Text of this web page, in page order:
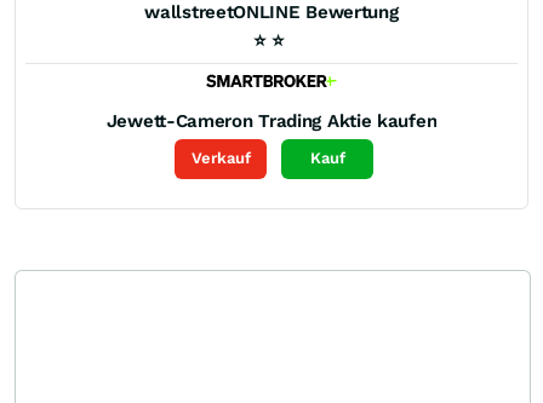
wallstreetONLINE Bewertung
⭐ ⭐
Jewett-Cameron Trading Aktie kaufen
Verkauf Kauf